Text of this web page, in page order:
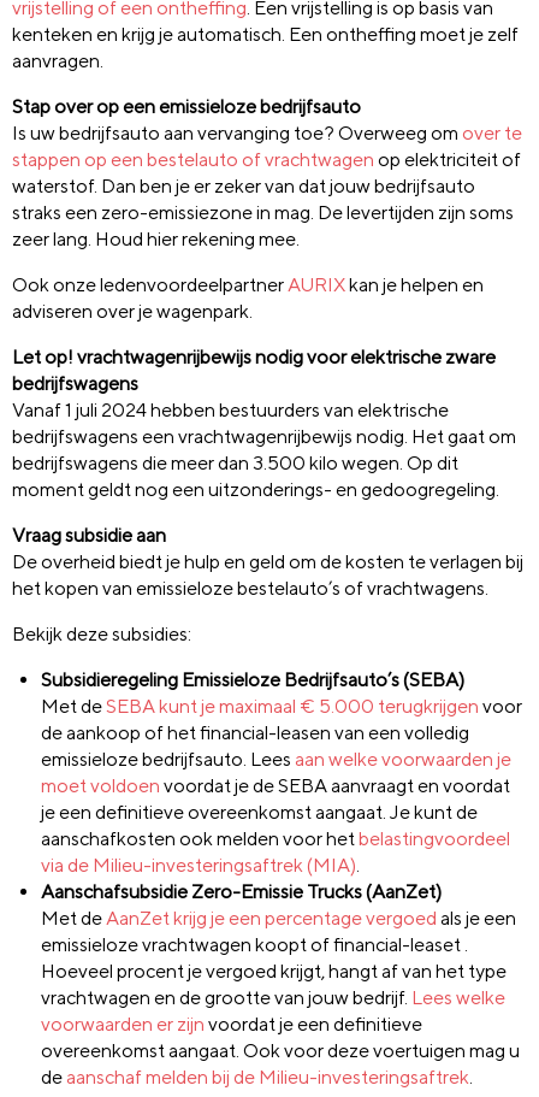
vrijstelling of een ontheffing. Een vrijstelling is op basis van
kenteken en krijg je automatisch. Een ontheffing moet je zelf
aanvragen.
Stap over op een emissieloze bedrijfsauto
Is uw bedrijfsauto aan vervanging toe? Overweeg om over te
stappen op een bestelauto of vrachtwagen op elektriciteit of
waterstof. Dan ben je er zeker van dat jouw bedrijfsauto
straks een zero-emissiezone in mag. De levertijden zijn soms
zeer lang. Houd hier rekening mee.
Ook onze ledenvoordeelpartnerAURIXkan je helpen en
adviseren over je wagenpark.
Let op! vrachtwagenrijbewijs nodig voor elektrische zware
bedrijfswagens
Vanaf 1 juli 2024 hebben bestuurders van elektrische
bedrijfswagens een vrachtwagenrijbewijs nodig. Het gaat om
bedrijfswagens die meer dan 3.500 kilo wegen. Op dit
moment geldt nog een uitzonderings- en gedoogregeling.
Vraag subsidie aan
De overheid biedt je hulp en geld om de kosten te verlagen bij
het kopen van emissieloze bestelauto’s of vrachtwagens.
Bekijk deze subsidies:
Subsidieregeling Emissieloze Bedrijfsauto’s (SEBA)
Met deSEBA kunt je maximaal € 5.000 terugkrijgen voor
de aankoop of het financial-leasen van een volledig
emissieloze bedrijfsauto. Lees aan welke voorwaarden je
moet voldoen voordat je de SEBA aanvraagt en voordat
je een definitieve overeenkomst aangaat. Je kunt de
aanschafkosten ook melden voor hetbelastingvoordeel
via de Milieu-investeringsaftrek (MIA).
Aanschafsubsidie Zero-Emissie Trucks (AanZet)
Met deAanZet krijg je een percentage vergoed als je een
emissieloze vrachtwagen koopt of financial-leaset .
Hoeveel procent je vergoed krijgt, hangt af van het type
vrachtwagen en de grootte van jouw bedrijf. Lees welke
voorwaarden er zijn voordat je een definitieve
overeenkomst aangaat. Ook voor deze voertuigen mag u
de aanschaf melden bij de Milieu-investeringsaftrek.